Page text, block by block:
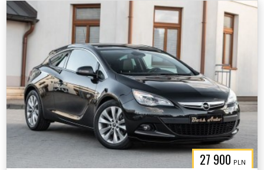
27 900 PLN